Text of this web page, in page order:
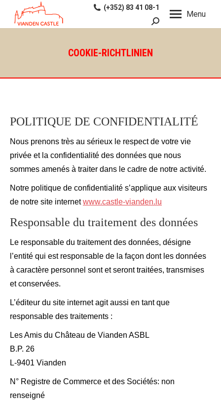
Menu
(+352) 83 41 08-1
Search:
COOKIE-RICHTLINIEN
POLITIQUE DE CONFIDENTIALITÉ
Nous prenons très au sérieux le respect de votre vie
privée et la confidentialité des données que nous
sommes amenés à traiter dans le cadre de notre activité.
Notre politique de confidentialité s’applique aux visiteurs
de notre site internetwww.castle-vianden.lu
Responsable du traitement des données
Le responsable du traitement des données, désigne
l’entité qui est responsable de la façon dont les données
à caractère personnel sont et seront traitées, transmises
et conservées.
L’éditeur du site internet agit aussi en tant que
responsable des traitements :
Les Amis du Château de Vianden ASBL
B.P. 26
L-9401 Vianden
N° Registre de Commerce et des Sociétés: non
renseigné